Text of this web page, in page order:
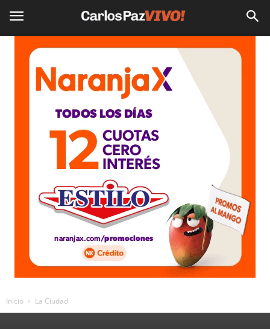
Inicio La Ciudad